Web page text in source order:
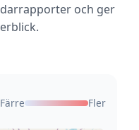
och ger
Färre Fler